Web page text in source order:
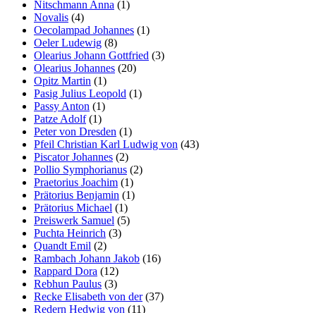
Nitschmann Anna (1)
Novalis (4)
Oecolampad Johannes (1)
Oeler Ludewig (8)
Olearius Johann Gottfried (3)
Olearius Johannes (20)
Opitz Martin (1)
Pasig Julius Leopold (1)
Passy Anton (1)
Patze Adolf(1)
Peter von Dresden (1)
Pfeil Christian Karl Ludwig von (43)
Piscator Johannes (2)
Pollio Symphorianus (2)
Praetorius Joachim (1)
Prätorius Benjamin (1)
Prätorius Michael (1)
Preiswerk Samuel (5)
Puchta Heinrich (3)
Quandt Emil (2)
Rambach Johann Jakob (16)
Rappard Dora (12)
Rebhun Paulus (3)
Recke Elisabeth von der(37)
Redern Hedwig von (11)